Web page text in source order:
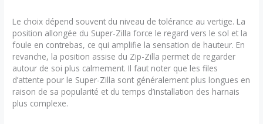
Le choix dépend souvent du niveau de tolérance au vertige. La
position allongée du Super-Zilla force le regard vers le sol et la
foule en contrebas, ce qui amplifie la sensation de hauteur. En
revanche, la position assise du Zip-Zilla permet de regarder
autour de soi plus calmement. Il faut noter que les files
d’attente pour le Super-Zilla sont généralement plus longues en
raison de sa popularité et du temps d’installation des harnais
plus complexe.